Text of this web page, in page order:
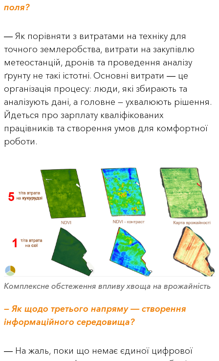
поля?
― Як порівняти з витратами на техніку для
точного землеробства, витрати на закупівлю
метеостанцій, дронів та проведення аналізу
ґрунту не такі істотні. Основні витрати ― це
організація процесу: люди, які збирають та
аналізують дані, а головне — ухвалюють рішення.
Йдеться про зарплату кваліфікованих
працівників та створення умов для комфортної
роботи.
Комплексне обстеження впливу хвоща на врожайність
— Як щодо третього напряму ― створення
інформаційного середовища?
― На жаль, поки що немає єдиної цифрової